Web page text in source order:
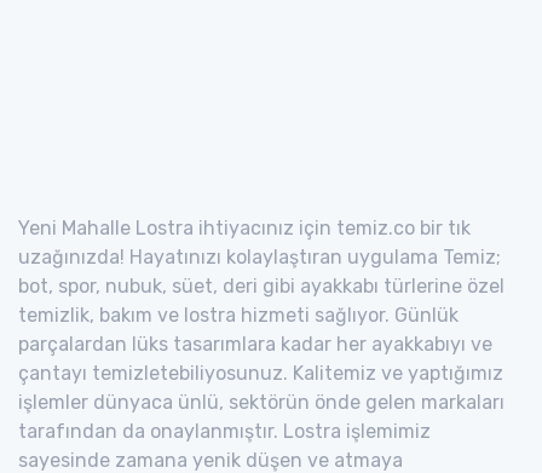
Yeni Mahalle Lostra ihtiyacınız için temiz.co bir tık
uzağınızda! Hayatınızı kolaylaştıran uygulama Temiz;
bot, spor, nubuk, süet, deri gibi ayakkabı türlerine özel
temizlik, bakım ve lostra hizmeti sağlıyor. Günlük
parçalardan lüks tasarımlara kadar her ayakkabıyı ve
çantayı temizletebiliyosunuz. Kalitemiz ve yaptığımız
işlemler dünyaca ünlü, sektörün önde gelen markaları
tarafından da onaylanmıştır. Lostra işlemimiz
sayesinde zamana yenik düşen ve atmaya